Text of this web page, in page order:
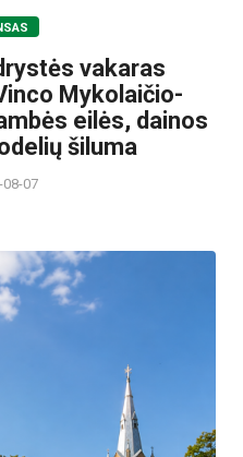
vakaras
Mykolaičio-
eilės, dainos
šiluma
08-07